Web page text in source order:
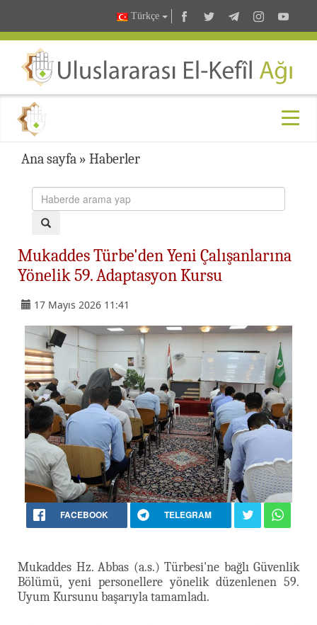
Türkçe
Ana sayfa » Haberler
Mukaddes Türbe'den Yeni Çalışanlarına
Yönelik 59. Adaptasyon Kursu
17 Mayıs 2026 11:41
FACEBOOK TELEGRAM
Mukaddes Hz. Abbas (a.s.) Türbesi'ne bağlı Güvenlik
Bölümü, yeni personellere yönelik düzenlenen 59.
Uyum Kursunu başarıyla tamamladı.